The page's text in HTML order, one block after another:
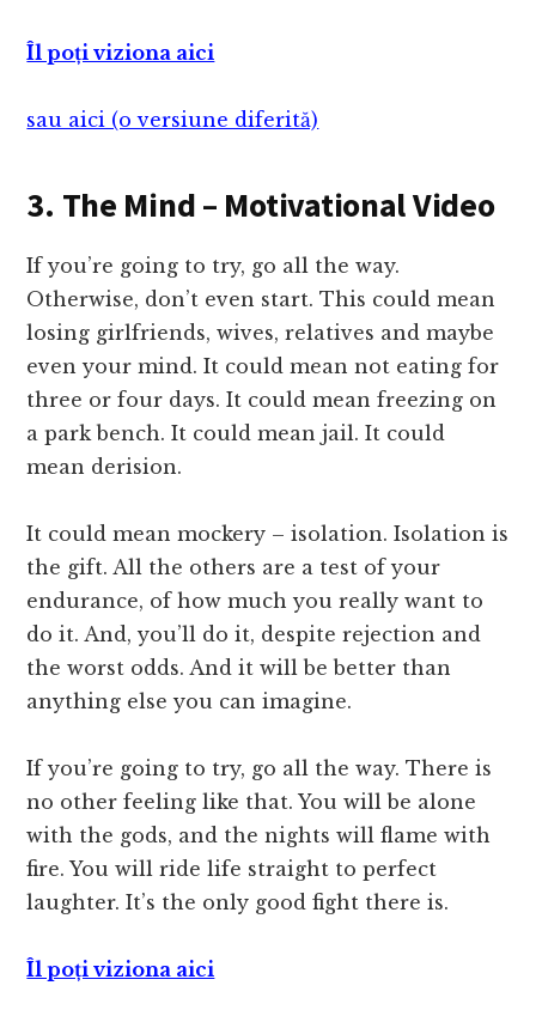
Îl poți viziona aici
sau aici (o versiune diferită)
3. The Mind – Motivational Video
If you’re going to try, go all the way.
Otherwise, don’t even start. This could mean
losing girlfriends, wives, relatives and maybe
even your mind. It could mean not eating for
three or four days. It could mean freezing on
a park bench. It could mean jail. It could
mean derision.
It could mean mockery – isolation. Isolation is
the gift. All the others are a test of your
endurance, of how much you really want to
do it. And, you’ll do it, despite rejection and
the worst odds. And it will be better than
anything else you can imagine.
If you’re going to try, go all the way. There is
no other feeling like that. You will be alone
with the gods, and the nights will flame with
fire. You will ride life straight to perfect
laughter. It’s the only good fight there is.
Îl poți viziona aici